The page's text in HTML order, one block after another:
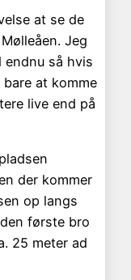
at se de
Jeg
så hvis
at komme
live end på
der kommer
op langs
første bro
25 meter ad